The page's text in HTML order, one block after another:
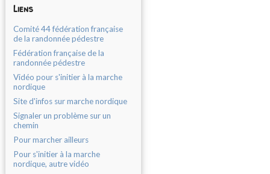
Liens
Comité 44 fédération française
de la randonnée pédestre
Fédération française de la
randonnée pédestre
Vidéo pour s'initier à la marche
nordique
Site d'infos sur marche nordique
Signaler un problème sur un
chemin
Pour marcher ailleurs
Pour s'initier à la marche
nordique, autre vidéo